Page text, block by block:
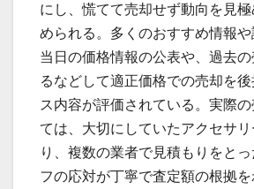
にし、慌てて売却せず動向を見
められる。多くのおすすめ情報や
当日の価格情報の公表や、過去
るなどして適正価格での売却を
ス内容が評価されている。実際
ては、大切にしていたアクセサ
り、複数の業者で見積もりをと
フの応対が丁寧で査定額の根拠